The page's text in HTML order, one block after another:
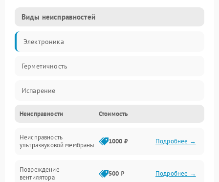
Виды неисправностей
Электроника
Герметичность
Испарение
Водяной тракт
Механические повреждения
Неисправности Стоимость
Неисправность
ультразвуковой мембраны
1000 ₽ Подробнее →
Повреждение
вентилятора
500 ₽ Подробнее →